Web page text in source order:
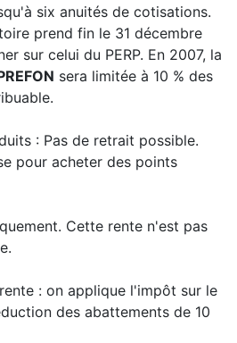
six anuités de cotisations.
prend fin le 31 décembre
sur celui du PERP. En 2007, la
sera limitée à 10 % des
: Pas de retrait possible.
pour acheter des points
Cette rente n'est pas
: on applique l'impôt sur le
des abattements de 10